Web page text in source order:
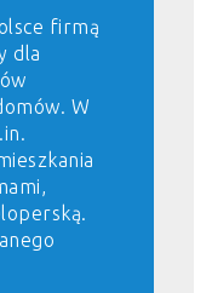
firmą
dla
W